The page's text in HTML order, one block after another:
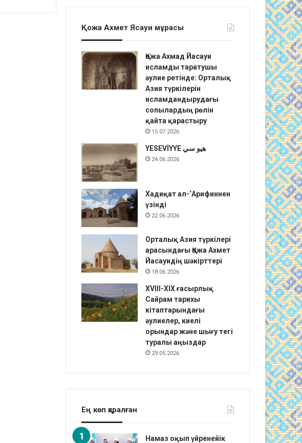
Қожа Ахмет Ясауи мұрасы
Қожа Ахмад Йасауи
исламды таратушы
әулие ретінде: Орталық
Азия түркілерін
исламдандырудағы
сопылардың рөлін
қайта қарастыру
15.07.2026
YESEVİYYE هيو سي
24.06.2026
Хадиқат aл-‘Арифиннен
үзінді
22.06.2026
Орталық Азия түркілері
арасындағы Қожа Ахмет
Йасауидің шәкірттері
18.06.2026
XVIII-XIX ғасырлық
Сайрам тарихы
кітаптарындағы
әулиелер, киелі
орындар және шығу тегі
туралы аңыздар
29.05.2026
Ең көп қаралған
Намаз оқып үйренейік